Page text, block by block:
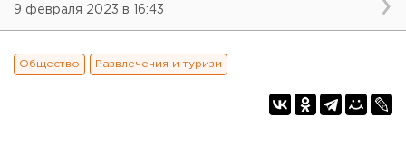
9 февраля 2023 в 16:43
Общество Развлечения и туризм